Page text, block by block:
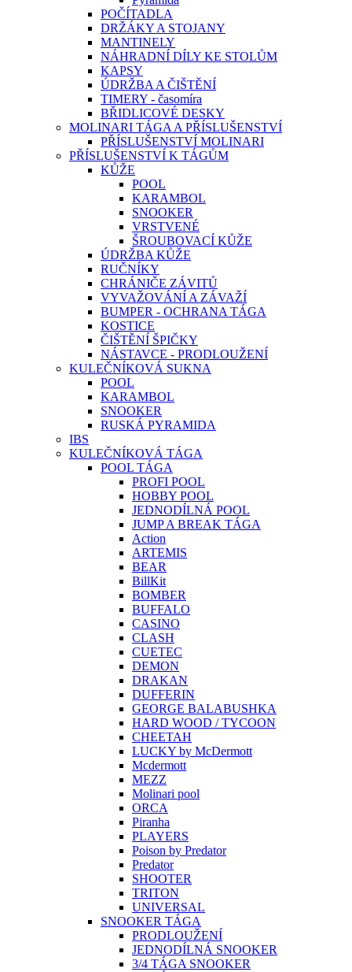
POČÍTADLA
DRŽÁKY A STOJANY
MANTINELY
NÁHRADNÍ DÍLY KE STOLŮM
KAPSY
ÚDRŽBA A ČIŠTĚNÍ
TIMERY - časomíra
BŘIDLICOVÉ DESKY
MOLINARI TÁGA A PŘÍSLUŠENSTVÍ
PŘÍSLUŠENSTVÍ MOLINARI
PŘÍSLUŠENSTVÍ K TÁGŮM
KŮŽE
POOL
KARAMBOL
SNOOKER
VRSTVENÉ
ŠROUBOVACÍ KŮŽE
ÚDRŽBA KŮŽE
RUČNÍKY
CHRÁNIČE ZÁVITŮ
VYVAŽOVÁNÍ A ZÁVAŽÍ
BUMPER - OCHRANA TÁGA
KOSTICE
ČIŠTĚNÍ ŠPIČKY
NÁSTAVCE - PRODLOUŽENÍ
KULEČNÍKOVÁ SUKNA
POOL
KARAMBOL
SNOOKER
RUSKÁ PYRAMIDA
IBS
KULEČNÍKOVÁ TÁGA
POOL TÁGA
PROFI POOL
HOBBY POOL
JEDNODÍLNÁ POOL
JUMP A BREAK TÁGA
Action
ARTEMIS
BEAR
BillKit
BOMBER
BUFFALO
CASINO
CLASH
CUETEC
DEMON
DRAKAN
DUFFERIN
GEORGE BALABUSHKA
HARD WOOD / TYCOON
CHEETAH
LUCKY by McDermott
Mcdermott
MEZZ
Molinari pool
ORCA
Piranha
PLAYERS
Poison by Predator
Predator
SHOOTER
TRITON
UNIVERSAL
SNOOKER TÁGA
PRODLOUŽENÍ
JEDNODÍLNÁ SNOOKER
3/4 TÁGA SNOOKER